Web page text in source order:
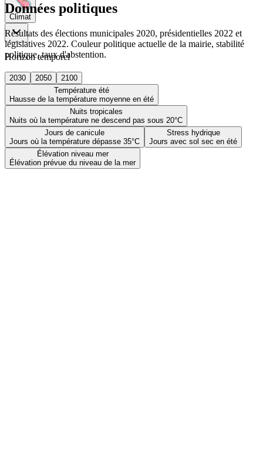
Climat
Horizon temporel
2030 2050
2100
Température été
Hausse de la température moyenne en été
Nuits tropicales
Nuits où la température ne descend pas sous 20°C
Jours de canicule
Jours où la température dépasse 35°C
Stress hydrique
Jours avec sol sec en été
Élévation niveau mer
Élévation prévue du niveau de la mer
Données politiques
Résultats des élections municipales 2020, présidentielles 2022 et
législatives 2022. Couleur politique actuelle de la mairie, stabilité
politique, taux d'abstention.